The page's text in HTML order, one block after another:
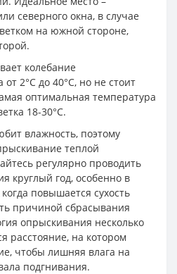
северного окна, в случае
на южной стороне,
колебание
2°С до 40°С, но не стоит
оптимальная температура
18-30°С.
влажность, поэтому
теплой
регулярно проводить
круглый год, особенно в
повышается сухость
причиной сбрасывания
опрыскивания несколько
расстояние, на котором
чтобы лишняя влага на
подгнивания.